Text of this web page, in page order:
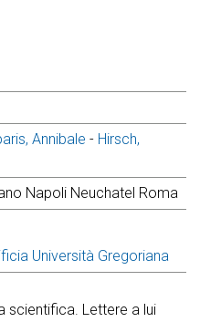
Annibale - Hirsch,
Napoli Neuchatel Roma
Università Gregoriana
scientifica. Lettere a lui